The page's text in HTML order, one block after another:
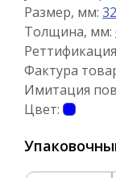
Размер, мм:
Толщина, мм:
Фактура
Имитация
Цвет: